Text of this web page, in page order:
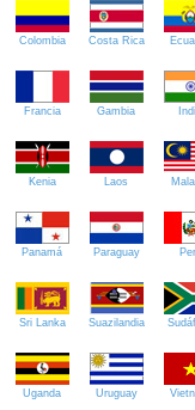
Colombia Costa Rica
Francia Gambia
Kenia Laos
Panamá Paraguay
Sri Lanka Suazilandia
Uganda Uruguay